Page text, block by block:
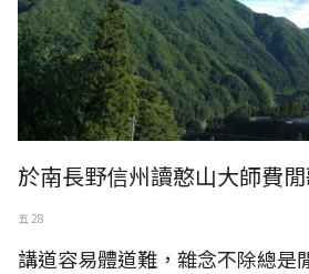
於南長野信州讀憨山大師費
五 28
講道容易體道難，雜念不除總是